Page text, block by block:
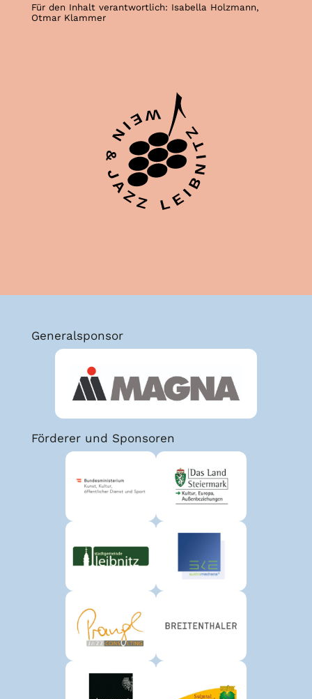
Für den Inhalt verantwortlich: Isabella Holzmann,
Otmar Klammer
Generalsponsor
Förderer und Sponsoren